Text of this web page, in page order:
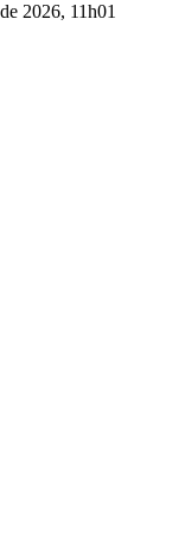
2026, 11h01